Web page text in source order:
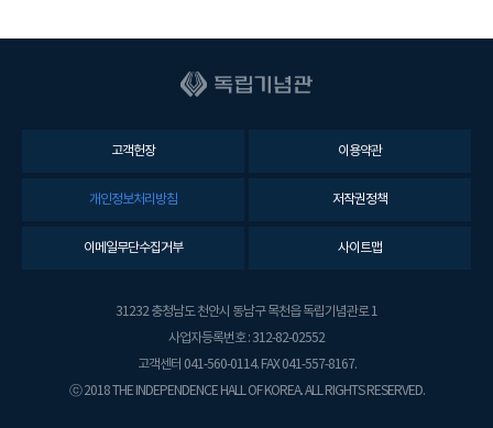
고객헌장 이용약관
개인정보처리방침 저작권정책
이메일무단수집거부 사이트맵
31232 충청남도 천안시 동남구 목천읍 독립기념관로 1
사업자등록번호 : 312-82-02552
고객센터 041-560-0114. FAX 041-557-8167.
ⓒ 2018 THE INDEPENDENCE HALL OF KOREA. ALL RIGHTS RESERVED.